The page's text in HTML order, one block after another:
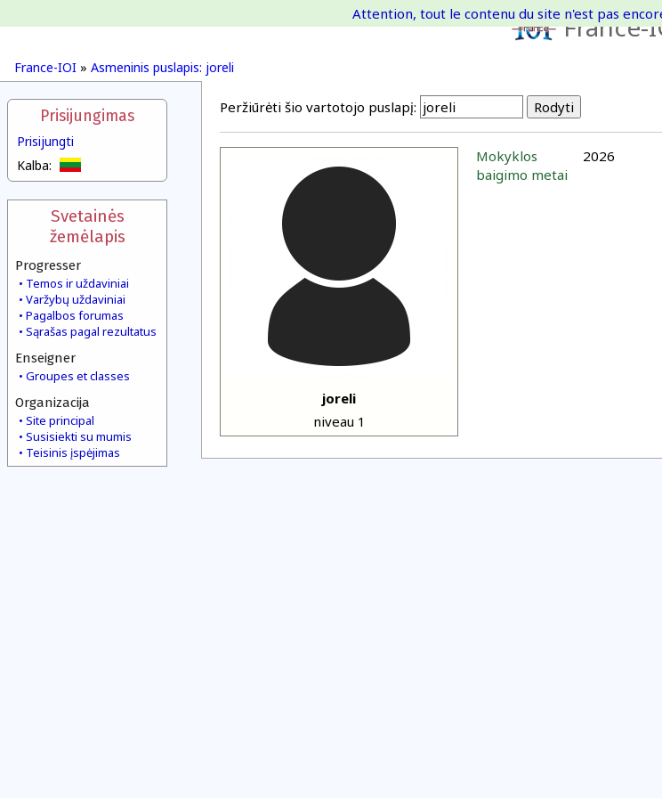
France-
France-IOI » Asmeninis puslapis: joreli
Attention, tout le contenu du site n'est pas
Prisijungimas
Prisijungti
Kalba:
Svetainės
žemėlapis
Progresser
Temos ir uždaviniai
Varžybų uždaviniai
Pagalbos forumas
Sąrašas pagal rezultatus
Enseigner
Groupes et classes
Organizacija
Site principal
Susisiekti su mumis
Teisinis įspėjimas
Peržiūrėti šio vartotojo puslapį:
joreli
niveau 1
Mokyklos
baigimo metai
2026